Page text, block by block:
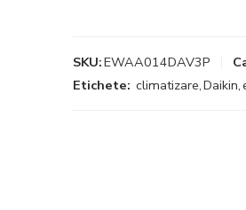
SKU:EWAA014DAV3P
Etichete: climatizare,Daikin,